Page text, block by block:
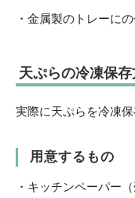
・金属製のトレーに
天ぷらの冷凍保
実際に天ぷらを冷凍
用意するもの
・キッチンペーパー